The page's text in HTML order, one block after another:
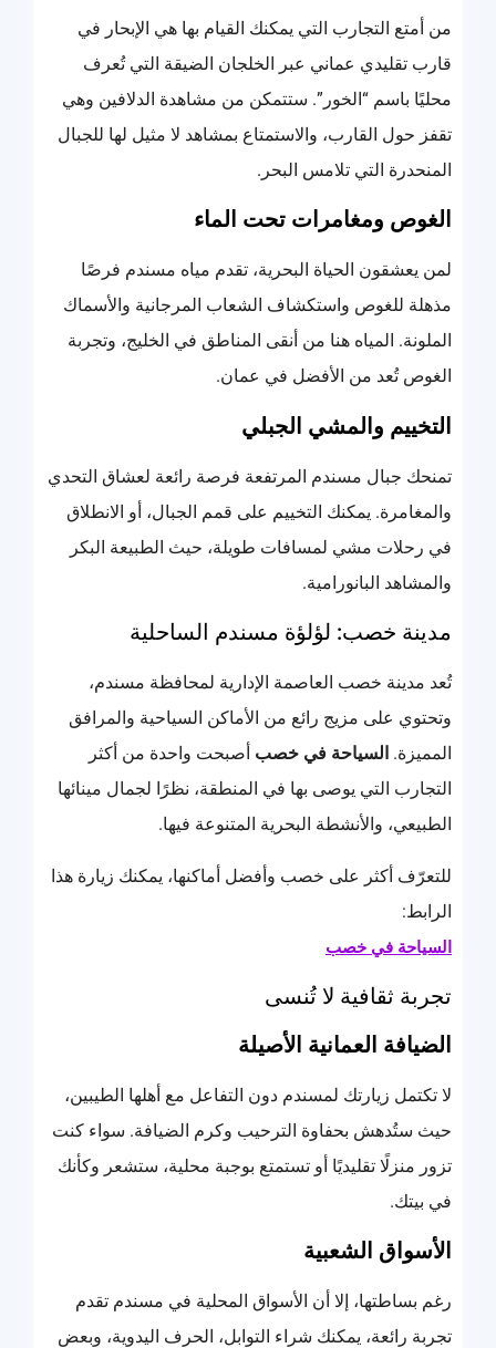
من أمتع التجارب التي يمكنك القيام بها هي الإبحار في
قارب تقليدي عماني عبر الخلجان الضيقة التي تُعرف
محليًا باسم “الخور”. ستتمكن من مشاهدة الدلافين وهي
تقفز حول القارب، والاستمتاع بمشاهد لا مثيل لها للجبال
المنحدرة التي تلامس البحر.
الغوص ومغامرات تحت الماء
لمن يعشقون الحياة البحرية، تقدم مياه مسندم فرصًا
مذهلة للغوص واستكشاف الشعاب المرجانية والأسماك
الملونة. المياه هنا من أنقى المناطق في الخليج، وتجربة
الغوص تُعد من الأفضل في عمان.
التخييم والمشي الجبلي
تمنحك جبال مسندم المرتفعة فرصة رائعة لعشاق التحدي
والمغامرة. يمكنك التخييم على قمم الجبال، أو الانطلاق
في رحلات مشي لمسافات طويلة، حيث الطبيعة البكر
والمشاهد البانورامية.
مدينة خصب: لؤلؤة مسندم الساحلية
تُعد مدينة خصب العاصمة الإدارية لمحافظة مسندم،
وتحتوي على مزيج رائع من الأماكن السياحية والمرافق
المميزة. السياحة في خصب أصبحت واحدة من أكثر
التجارب التي يوصى بها في المنطقة، نظرًا لجمال مينائها
الطبيعي، والأنشطة البحرية المتنوعة فيها.
للتعرّف أكثر على خصب وأفضل أماكنها، يمكنك زيارة هذا
الرابط:
السياحة في خصب
تجربة ثقافية لا تُنسى
الضيافة العمانية الأصيلة
لا تكتمل زيارتك لمسندم دون التفاعل مع أهلها الطيبين،
حيث ستُدهش بحفاوة الترحيب وكرم الضيافة. سواء كنت
تزور منزلًا تقليديًا أو تستمتع بوجبة محلية، ستشعر وكأنك
في بيتك.
الأسواق الشعبية
رغم بساطتها، إلا أن الأسواق المحلية في مسندم تقدم
تجربة رائعة، يمكنك شراء التوابل، الحرف اليدوية، وبعض